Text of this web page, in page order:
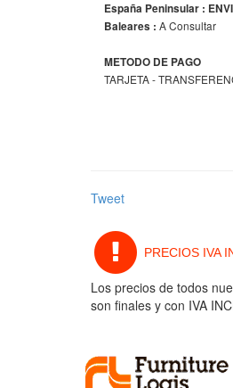
España Peninsular :
Baleares : A Consultar
METODO DE PAGO
TARJETA -
Tweet
PRECIOS IVA
Los precios de todos
son finales y con IVA